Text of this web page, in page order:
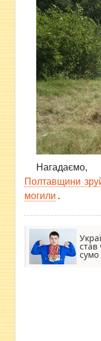
Нагадаємо,
Полтавщини
могили .
сумо